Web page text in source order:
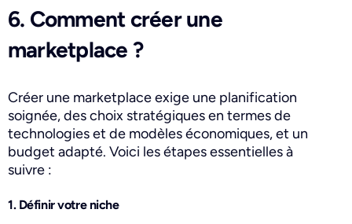
6. Comment créer une
marketplace ?
Créer une marketplace exige une planification
soignée, des choix stratégiques en termes de
technologies et de modèles économiques, et un
budget adapté. Voici les étapes essentielles à
suivre :
1. Définir votre niche